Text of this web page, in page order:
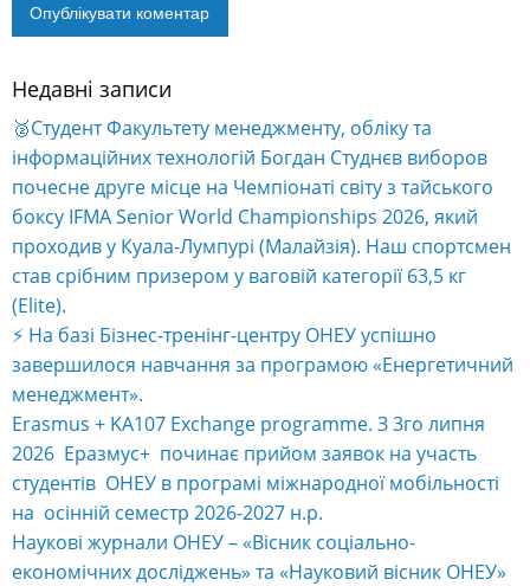
Недавні записи
🥈Студент Факультету менеджменту, обліку та
інформаційних технологій Богдан Студнєв виборов
почесне друге місце на Чемпіонаті світу з тайського
боксу IFMA Senior World Championships 2026, який
проходив у Куала-Лумпурі (Малайзія). Наш спортсмен
став срібним призером у ваговій категорії 63,5 кг
(Elite).
⚡️ На базі Бізнес-тренінг-центру ОНЕУ успішно
завершилося навчання за програмою «Енергетичний
менеджмент».
Erasmus + KA107 Exchange programme. З 3го липня
2026 Еразмус+ починає прийом заявок на участь
студентів ОНЕУ в програмі міжнародної мобільності
на осінній семестр 2026-2027 н.р.
Наукові журнали ОНЕУ – «Вісник соціально-
економічних досліджень» та «Науковий вісник ОНЕУ»